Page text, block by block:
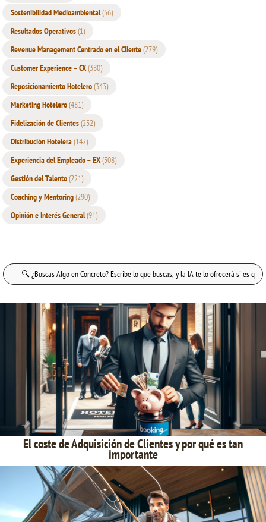
Sostenibilidad Medioambiental(56)
Resultados Operativos(1)
Revenue Management Centrado en el Cliente(279)
Customer Experience – CX(380)
Reposicionamiento Hotelero(343)
Marketing Hotelero(481)
Fidelización de Clientes(232)
Distribución Hotelera(142)
Experiencia del Empleado – EX(308)
Gestión del Talento(221)
Coaching y Mentoring(290)
Opinión e Interés General(91)
Buscar:
El coste de Adquisición de Clientes y por qué es tan
importante